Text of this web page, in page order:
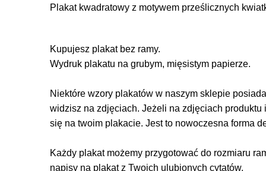
Plakat kwadratowy z motywem prześlicznych
Kupujesz plakat bez ramy.
Wydruk plakatu na grubym, mięsistym papierze.
Niektóre wzory plakatów w naszym sklepie
widzisz na zdjęciach. Jeżeli na zdjęciach produktu
się na twoim plakacie. Jest to nowoczesna forma
Każdy plakat możemy przygotować do rozmiaru
napisy na plakat z Twoich ulubionych cytatów.